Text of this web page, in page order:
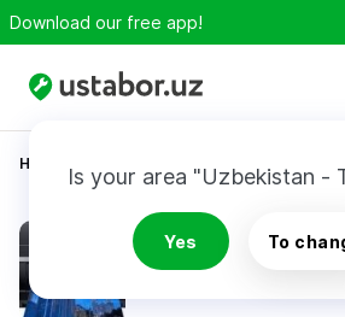
Download our free app!
Is your area "Uzbekistan -
Yes To
Home
Позвоните